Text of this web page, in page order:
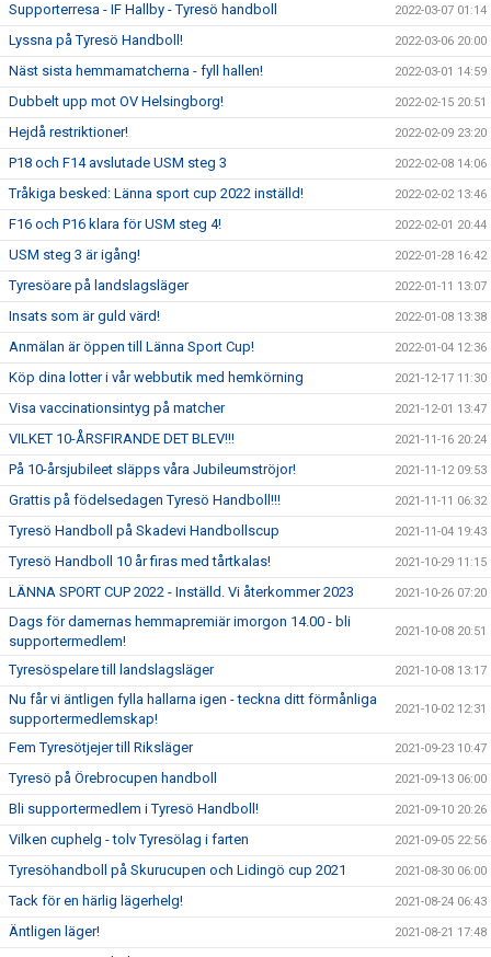
Supporterresa - IF Hallby - Tyresö handboll 2022-03-07 01:14
Lyssna på Tyresö Handboll! 2022-03-06 20:00
Näst sista hemmamatcherna - fyll hallen! 2022-03-01 14:59
Dubbelt upp mot OV Helsingborg! 2022-02-15 20:51
Hejdå restriktioner! 2022-02-09 23:20
P18 och F14 avslutade USM steg 3 2022-02-08 14:06
Tråkiga besked: Länna sport cup 2022 inställd! 2022-02-02 13:46
F16 och P16 klara för USM steg 4! 2022-02-01 20:44
USM steg 3 är igång! 2022-01-28 16:42
Tyresöare på landslagsläger 2022-01-11 13:07
Insats som är guld värd! 2022-01-08 13:38
Anmälan är öppen till Länna Sport Cup! 2022-01-04 12:36
Köp dina lotter i vår webbutik med hemkörning 2021-12-17 11:30
Visa vaccinationsintyg på matcher 2021-12-01 13:47
VILKET 10-ÅRSFIRANDE DET BLEV!!! 2021-11-16 20:24
På 10-årsjubileet släpps våra Jubileumströjor! 2021-11-12 09:53
Grattis på födelsedagen Tyresö Handboll!!! 2021-11-11 06:32
Tyresö Handboll på Skadevi Handbollscup 2021-11-04 19:43
Tyresö Handboll 10 år firas med tårtkalas! 2021-10-29 11:15
LÄNNA SPORT CUP 2022 - Inställd. Vi återkommer 2023 2021-10-26 07:20
Dags för damernas hemmapremiär imorgon 14.00 - bli
supportermedlem!
2021-10-08 20:51
Tyresöspelare till landslagsläger 2021-10-08 13:17
Nu får vi äntligen fylla hallarna igen - teckna ditt förmånliga
supportermedlemskap!
2021-10-02 12:31
Fem Tyresötjejer till Riksläger 2021-09-23 10:47
Tyresö på Örebrocupen handboll 2021-09-13 06:00
Bli supportermedlem i Tyresö Handboll! 2021-09-10 20:26
Vilken cuphelg - tolv Tyresölag i farten 2021-09-05 22:56
Tyresöhandboll på Skurucupen och Lidingö cup 2021 2021-08-30 06:00
Tack för en härlig lägerhelg! 2021-08-24 06:43
Äntligen läger! 2021-08-21 17:48